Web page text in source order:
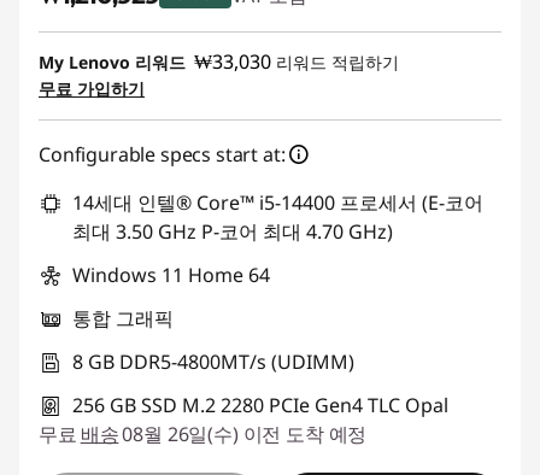
즉시 할인: :-₩992,072
My Lenovo 리워드 ₩33,030 리워드 적립하기
무료 가입하기
Configurable specs start at:
14세대 인텔® Core™ i5-14400 프로세서 (E-코어
최대 3.50 GHz P-코어 최대 4.70 GHz)
Windows 11 Home 64
통합 그래픽
8 GB DDR5-4800MT/s (UDIMM)
256 GB SSD M.2 2280 PCIe Gen4 TLC Opal
무료 배송08월 26일(수) 이전 도착 예정